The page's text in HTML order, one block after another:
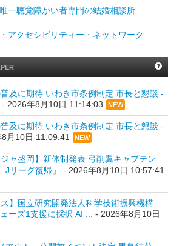
及に期待 いわき市条例制定 市長と懇談 -
- 2026年8月10日 11:14:03 NEW
及に期待 いわき市条例制定 市長と懇談 -
月10日 11:09:41 NEW
ジャ盛岡】新体制発表 弓削翼キャプテン
Jリーグ復帰」
- 2026年8月10日 10:57:41
ス】国立研究開発法人科学技術振興機構
ーズ1支援に採択 AI ...
- 2026年8月10日